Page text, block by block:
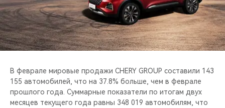
CHERY И СПОРТ
НАШИ МЕРОПРИЯТИЯ
ВИДЕООБЗОРЫ
CHERY ДЛЯ ДЕТЕЙ
В феврале мировые продажи CHERY GROUP составили 143
155 автомобилей, что на 37.8% больше, чем в феврале
прошлого года. Суммарные показатели по итогам двух
месяцев текущего года равны 348 019 автомобилям, что